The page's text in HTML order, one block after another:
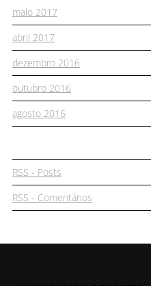
maio 2017
abril 2017
dezembro 2016
outubro 2016
agosto 2016
RSS - Posts
RSS - Comentários